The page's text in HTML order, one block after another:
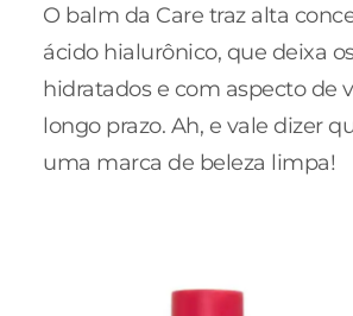
O balm da Care traz alta
ácido hialurônico, que deixa
hidratados e com aspecto de
longo prazo. Ah, e vale dizer
uma marca de beleza limpa!